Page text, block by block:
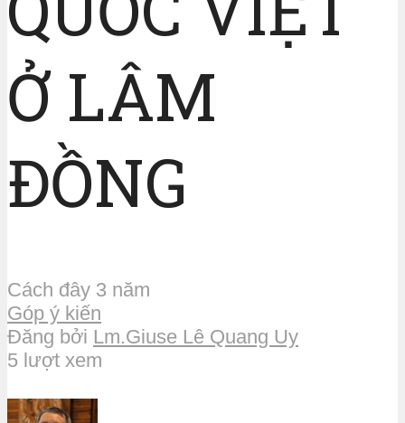
Ở LÂM
ĐỒNG
Cách đây 3 năm
Góp ý kiến
Đăng bởi Lm.Giuse Lê Quang Uy
5 lượt xem